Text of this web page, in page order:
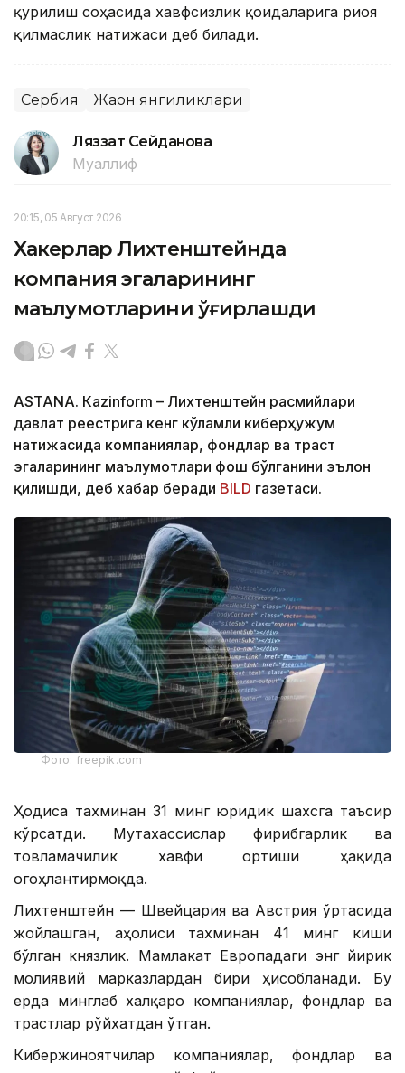
қурилиш соҳасида хавфсизлик қоидаларига риоя
қилмаслик натижаси деб билади.
Сербия Жаҳон янгиликлари
Ляззат Сейданова
Муаллиф
20:15, 05 Август 2026
Хакерлар Лихтенштейнда
компания эгаларининг
маълумотларини ўғирлашди
ASTANА. Кazinform – Лихтенштейн расмийлари
давлат реестрига кенг кўламли киберҳужум
натижасида компаниялар, фондлар ва траст
эгаларининг маълумотлари фош бўлганини эълон
қилишди, деб хабар беради BILD газетаси.
Фото: freepik.com
Ҳодиса тахминан 31 минг юридик шахсга таъсир
кўрсатди. Мутахассислар фирибгарлик ва
товламачилик хавфи ортиши ҳақида
огоҳлантирмоқда.
Лихтенштейн — Швейцария ва Австрия ўртасида
жойлашган, аҳолиси тахминан 41 минг киши
бўлган князлик. Мамлакат Европадаги энг йирик
молиявий марказлардан бири ҳисобланади. Бу
ерда минглаб халқаро компаниялар, фондлар ва
трастлар рўйхатдан ўтган.
Кибержиноятчилар компаниялар, фондлар ва